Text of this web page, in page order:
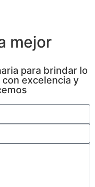
mejor
para brindar lo
excelencia y